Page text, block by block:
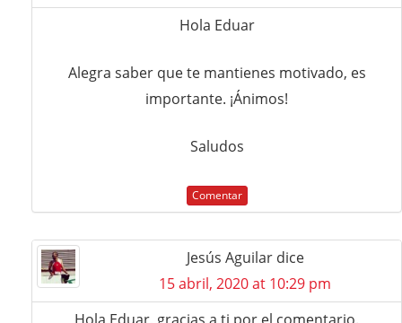
Hola Eduar
Alegra saber que te mantienes motivado, es
importante. ¡Ánimos!
Saludos
Comentar
Jesús Aguilar dice
15 abril, 2020 at 10:29 pm